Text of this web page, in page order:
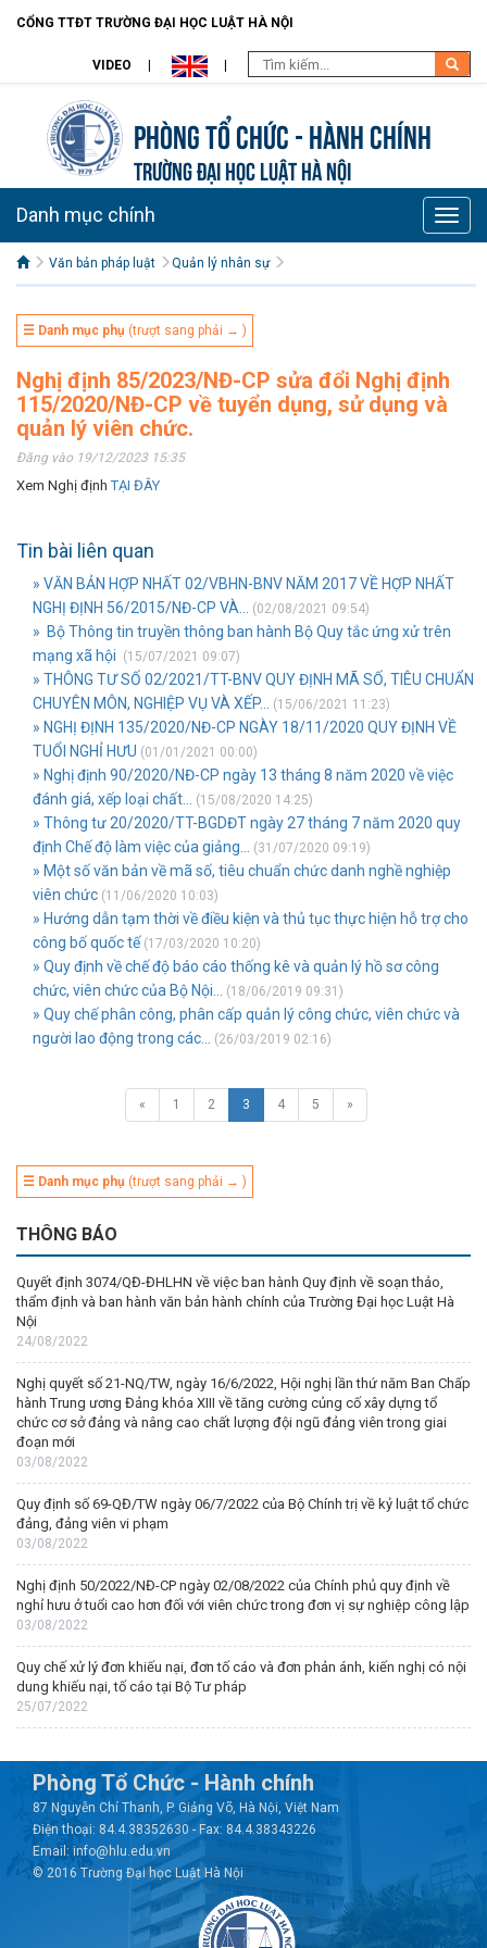
CỔNG TTĐT TRƯỜNG ĐẠI HỌC LUẬT HÀ NỘI
VIDEO
Phòng Tổ chức - Hành chính
TRƯỜNG ĐẠI HỌC LUẬT HÀ NỘI
Toggle
Danh mục chính
Văn bản pháp luật Quản lý nhân sự
☰ Danh mục phụ (trượt sang phải → )
Nghị định 85/2023/NĐ-CP sửa đổi Nghị định
115/2020/NĐ-CP về tuyển dụng, sử dụng và
quản lý viên chức.
Đăng vào 19/12/2023 15:35
Xem Nghị địnhTẠI ĐÂY
Tin bài liên quan
» VĂN BẢN HỢP NHẤT 02/VBHN-BNV NĂM 2017 VỀ HỢP NHẤT
NGHỊ ĐỊNH 56/2015/NĐ-CP VÀ...
(02/08/2021 09:54)
» Bộ Thông tin truyền thông ban hành Bộ Quy tắc ứng xử trên
mạng xã hội (15/07/2021 09:07)
» THÔNG TƯ SỐ 02/2021/TT-BNV QUY ĐỊNH MÃ SỐ, TIÊU CHUẨN
CHUYÊN MÔN, NGHIỆP VỤ VÀ XẾP...
(15/06/2021 11:23)
» NGHỊ ĐỊNH 135/2020/NĐ-CP NGÀY 18/11/2020 QUY ĐỊNH VỀ
TUỔI NGHỈ HƯU (01/01/2021 00:00)
» Nghị định 90/2020/NĐ-CP ngày 13 tháng 8 năm 2020 về việc
đánh giá, xếp loại chất...
(15/08/2020 14:25)
» Thông tư 20/2020/TT-BGDĐT ngày 27 tháng 7 năm 2020 quy
định Chế độ làm việc của giảng...
(31/07/2020 09:19)
» Một số văn bản về mã số, tiêu chuẩn chức danh nghề nghiệp
viên chức (11/06/2020 10:03)
» Hướng dẫn tạm thời về điều kiện và thủ tục thực hiện hỗ trợ cho
công bố quốc tế (17/03/2020 10:20)
» Quy định về chế độ báo cáo thống kê và quản lý hồ sơ công
chức, viên chức của Bộ Nội...
(18/06/2019 09:31)
» Quy chế phân công, phân cấp quản lý công chức, viên chức và
người lao động trong các...
(26/03/2019 02:16)
« 1 2 3 4 5 »
☰ Danh mục phụ (trượt sang phải → )
THÔNG BÁO
Quyết định 3074/QĐ-ĐHLHN về việc ban hành Quy định về soạn thảo,
thẩm định và ban hành văn bản hành chính của Trường Đại học Luật Hà
Nội
24/08/2022
Nghị quyết số 21-NQ/TW, ngày 16/6/2022, Hội nghị lần thứ năm Ban Chấp
hành Trung ương Đảng khóa XIII về tăng cường củng cố xây dựng tổ
chức cơ sở đảng và nâng cao chất lượng đội ngũ đảng viên trong giai
đoạn mới
03/08/2022
Quy định số 69-QĐ/TW ngày 06/7/2022 của Bộ Chính trị về kỷ luật tổ chức
đảng, đảng viên vi phạm
03/08/2022
Nghị định 50/2022/NĐ-CP ngày 02/08/2022 của Chính phủ quy định về
nghỉ hưu ở tuổi cao hơn đối với viên chức trong đơn vị sự nghiệp công lập
03/08/2022
Quy chế xử lý đơn khiếu nại, đơn tố cáo và đơn phản ánh, kiến nghị có nội
dung khiếu nại, tố cáo tại Bộ Tư pháp
25/07/2022
Phòng Tổ Chức - Hành chính
87 Nguyễn Chí Thanh, P. Giảng Võ, Hà Nội, Việt Nam
Điện thoại: 84.4.38352630 - Fax: 84.4.38343226
Email: info@hlu.edu.vn
© 2016 Trường Đại học Luật Hà Nội